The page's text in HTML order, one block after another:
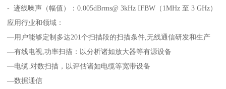
- 迹线噪声（幅值）：0.005dBrms@ 3kHz IFBW（1MHz 至 3 GHz）
应用行业和领域：
—用户能够定制多达201个扫描段的扫描条件,无线通信研发和生产
—有线电视,功率扫描：以分析诸如放大器等有源设备
—电缆.对数扫描，以评估诸如电缆等宽带设备
—数据通信